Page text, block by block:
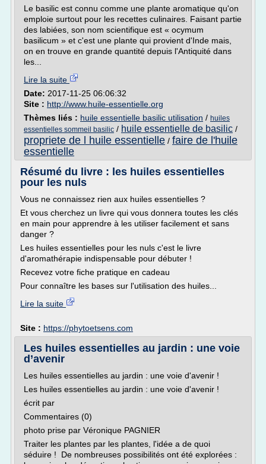
Le basilic est connu comme une plante aromatique qu'on
emploie surtout pour les recettes culinaires. Faisant partie
des labiées, son nom scientifique est « ocymum
basilicum » et c'est une plante qui provient d'Inde mais,
on en trouve en grande quantité depuis l'Antiquité dans
les...
Lire la suite
Date: 2017-11-25 06:06:32
Site : http://www.huile-essentielle.org
Thèmes liés : huile essentielle basilic utilisation / huiles
essentielles sommeil basilic / huile essentielle de basilic /
propriete de l huile essentielle / faire de l'huile
essentielle
Résumé du livre : les huiles essentielles
pour les nuls
Vous ne connaissez rien aux huiles essentielles ?
Et vous cherchez un livre qui vous donnera toutes les clés
en main pour apprendre à les utiliser facilement et sans
danger ?
Les huiles essentielles pour les nuls c'est le livre
d'aromathérapie indispensable pour débuter !
Recevez votre fiche pratique en cadeau
Pour connaître les bases sur l'utilisation des huiles...
Lire la suite
Site : https://phytoetsens.com
Les huiles essentielles au jardin : une voie
d’avenir
Les huiles essentielles au jardin : une voie d'avenir !
Les huiles essentielles au jardin : une voie d'avenir !
écrit par
Commentaires (0)
photo prise par Véronique PAGNIER
Traiter les plantes par les plantes, l'idée a de quoi
séduire ! De nombreuses possibilités ont été explorées :